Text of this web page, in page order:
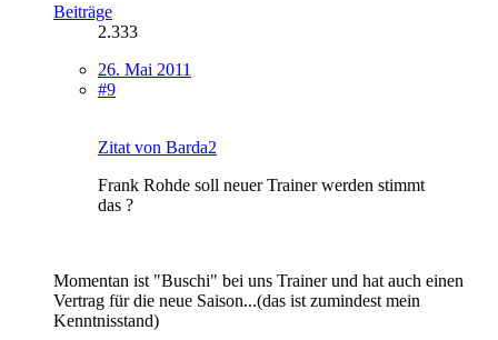
Beiträge
2.333
26. Mai 2011
#9
Zitat von Barda2
Frank Rohde soll neuer Trainer werden stimmt
das ?
Momentan ist "Buschi" bei uns Trainer und hat auch einen
Vertrag für die neue Saison...(das ist zumindest mein
Kenntnisstand)